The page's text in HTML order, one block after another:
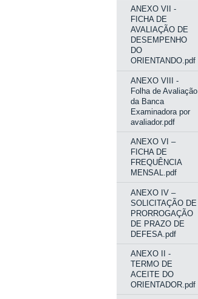
ANEXO VII -
FICHA DE
AVALIAÇÃO DE
DESEMPENHO
DO
ORIENTANDO.pdf
ANEXO VIII -
Folha de Avaliação
da Banca
Examinadora por
avaliador.pdf
ANEXO VI –
FICHA DE
FREQUÊNCIA
MENSAL.pdf
ANEXO IV –
SOLICITAÇÃO DE
PRORROGAÇÃO
DE PRAZO DE
DEFESA.pdf
ANEXO II -
TERMO DE
ACEITE DO
ORIENTADOR.pdf